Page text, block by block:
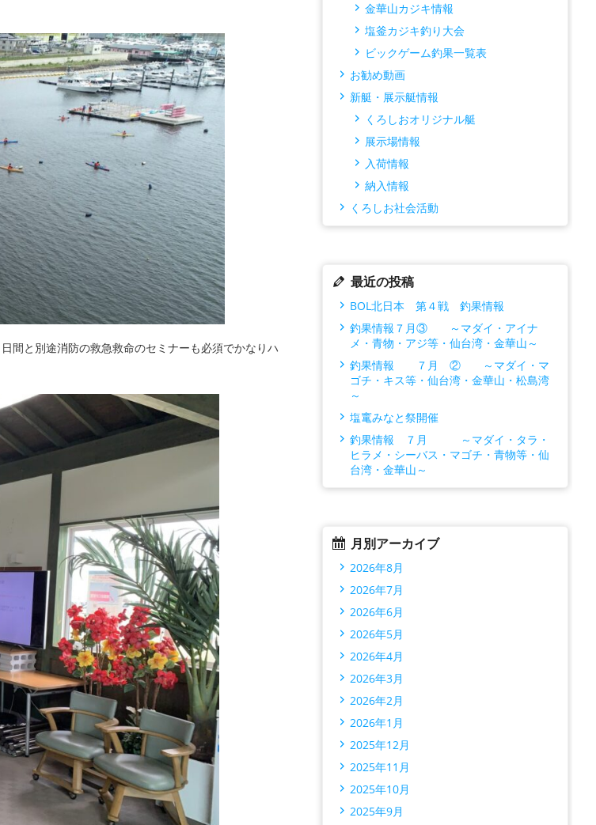
間と別途消防の救急救命のセミナーも必須でかなりハ
金華山カジキ情報
塩釜カジキ釣り大会
ビックゲーム釣果一覧表
お勧め動画
新艇・展示艇情報
くろしおオリジナル艇
展示場情報
入荷情報
納入情報
くろしお社会活動
最近の投稿
BOL北日本 第４戦 釣果情報
釣果情報７月③ ～マダイ・アイナ
メ・青物・アジ等・仙台湾・金華山～
釣果情報 ７月 ② ～マダイ・マ
ゴチ・キス等・仙台湾・金華山・松島湾
～
塩竃みなと祭開催
釣果情報 ７月 ～マダイ・タラ・
ヒラメ・シーバス・マゴチ・青物等・仙
台湾・金華山～
月別アーカイブ
2026年8月
2026年7月
2026年6月
2026年5月
2026年4月
2026年3月
2026年2月
2026年1月
2025年12月
2025年11月
2025年10月
2025年9月